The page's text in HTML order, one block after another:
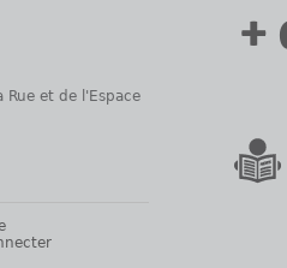
Rue et de l'Espace
+